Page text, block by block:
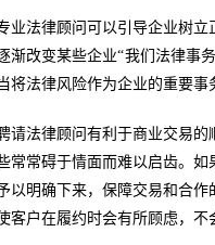
业法律顾问可以引导企业树
渐改变某些企业“我们法律事
将法律风险作为企业的重要事
请法律顾问有利于商业交易
常常碍于情面而难以启齿。
以明确下来，保障交易和合
客户在履约时会有所顾虑，不